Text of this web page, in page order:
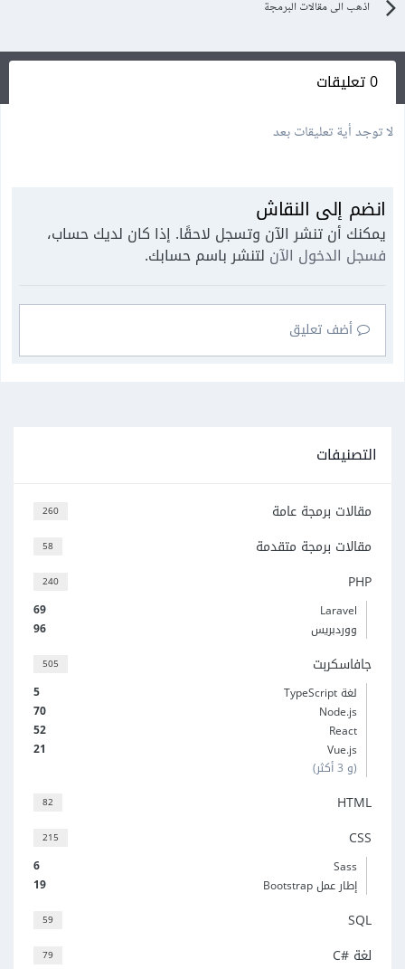
اذهب الى مقالات البرمجة
0 تعليقات
لا توجد أية تعليقات بعد
انضم إلى النقاش
يمكنك أن تنشر الآن وتسجل لاحقًا. إذا كان لديك حساب،
فسجل الدخول الآن لتنشر باسم حسابك.
أضف تعليق
التصنيفات
260 مقالات برمجة عامة
58 مقالات برمجة متقدمة
240 PHP
69
Laravel
96
ووردبريس
505 جافاسكربت
5
لغة TypeScript
70
Node.js
52
React
21
Vue.js
(و 3 أكثر)
82 HTML
215 CSS
6
Sass
19
إطار عمل Bootstrap
59 SQL
79 لغة C#‎